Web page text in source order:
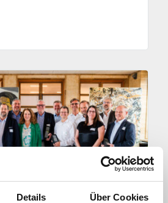
Details Über Cookies